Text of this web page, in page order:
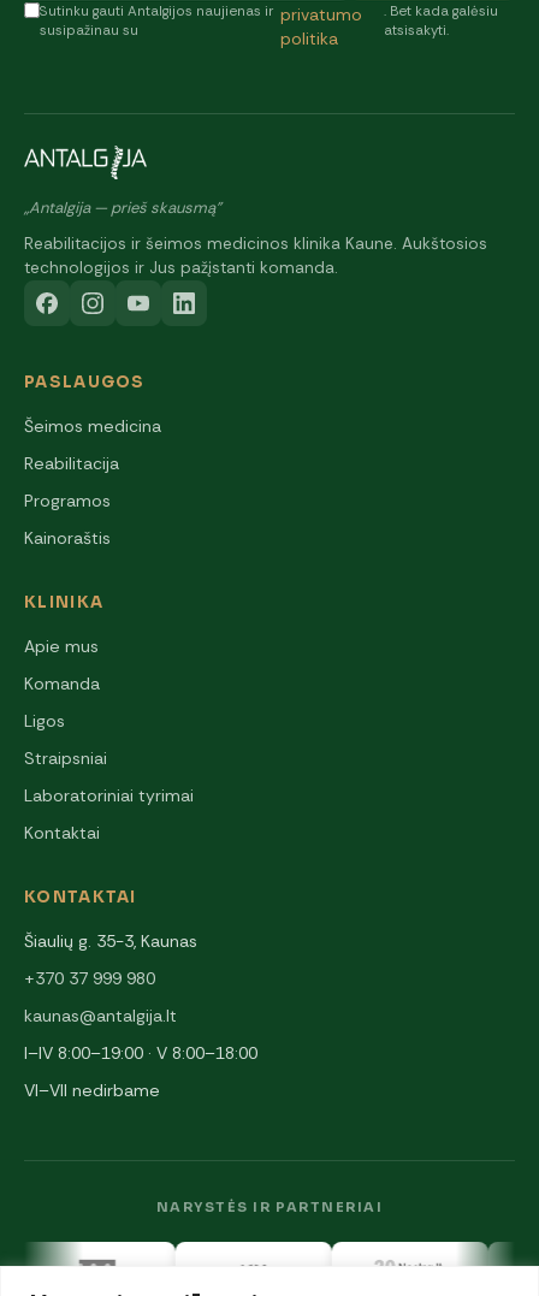
Sutinku gauti Antalgijos naujienas ir
susipažinau su
privatumo
politika
. Bet kada galėsiu
atsisakyti.
„Antalgija — prieš skausmą"
Reabilitacijos ir šeimos medicinos klinika Kaune. Aukštosios
technologijos ir Jus pažįstanti komanda.
PASLAUGOS
Šeimos medicina
Reabilitacija
Programos
Kainoraštis
KLINIKA
Apie mus
Komanda
Ligos
Straipsniai
Laboratoriniai tyrimai
Kontaktai
KONTAKTAI
Šiaulių g. 35-3, Kaunas
+370 37 999 980
kaunas@antalgija.lt
I–IV 8:00–19:00 · V 8:00–18:00
VI–VII nedirbame
NARYSTĖS IR PARTNERIAI